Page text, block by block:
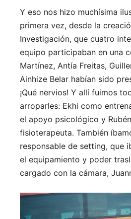
Y eso nos hizo muchísima
primera vez, desde la
Investigación, que cuatro
equipo participaban en una
Martínez, Antía Freitas,
Ainhize Belar habían sido
¡Qué nervios! Y allí fuimos
arroparles: Ekhi como
el apoyo psicológico y
fisioterapeuta. También
responsable de setting, que
el equipamiento y poder
cargado con la cámara,